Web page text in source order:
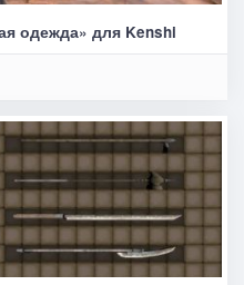
одежда» для Kenshi